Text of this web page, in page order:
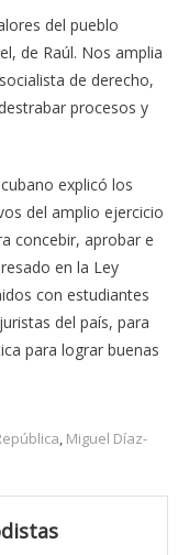
del pueblo
de Raúl. Nos amplia
de derecho,
procesos y
explicó los
del amplio ejercicio
concebir, aprobar e
en la Ley
con estudiantes
del país, para
para lograr buenas
Miguel Díaz-